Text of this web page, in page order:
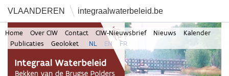
VLAANDEREN integraalwaterbeleid.be
Home Over CIW Contact CIW-Nieuwsbrief Nieuws
Kalender
Publicaties
Geoloket NL EN FR